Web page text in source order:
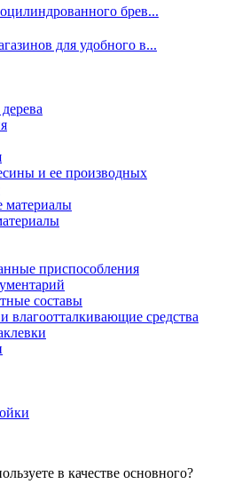
брев...
для удобного в...
и ее производных
материалы
приспособления
составы
влагоотталкивающие средства
в качестве основного?